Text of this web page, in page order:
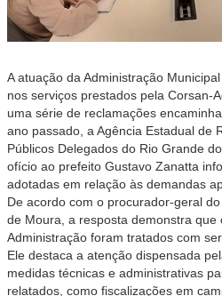
A atuação da Administração
nos serviços prestados pela Corsan-
uma série de reclamações
ano passado, a Agência Estadual de
Públicos Delegados do Rio Grande
ofício ao prefeito Gustavo Zanatta
adotadas em relação às demandas
De acordo com o procurador-geral
de Moura, a resposta demonstra que
Administração foram tratados com
Ele destaca a atenção dispensada
medidas técnicas e administrativas
relatados, como fiscalizações em